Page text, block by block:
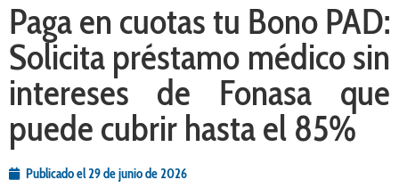
Paga en cuotas tu Bono PAD:
Solicita préstamo médico sin
intereses de Fonasa que
puede cubrir hasta el 85%
Publicado el29 de junio de 2026